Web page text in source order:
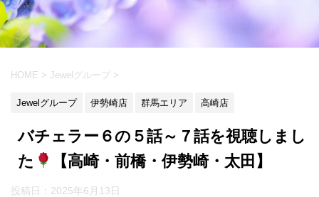
HOME > Jewelグループ >
Jewelグループ 伊勢崎店 群馬エリア 高崎店
バチェラー６の５話～７話を視聴しまし
た
【高崎・前橋・伊勢崎・太田】
投稿日： 2025年6月13日